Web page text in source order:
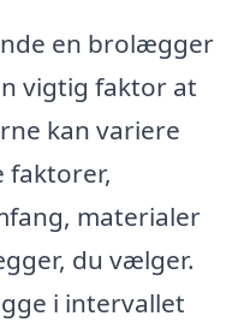
en brolægger
vigtig faktor at
kan variere
faktorer,
materialer
du vælger.
i intervallet